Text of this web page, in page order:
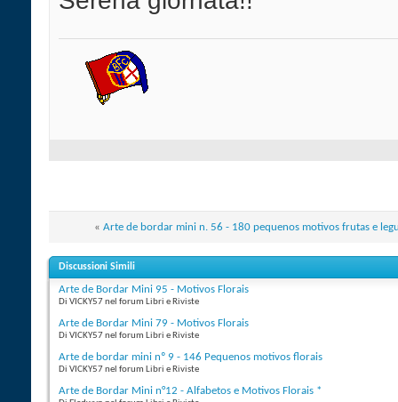
« Arte de bordar mini n. 56 - 180 pequenos motivos frutas e
Discussioni Simili
Arte de Bordar Mini 95 - Motivos Florais
Di VICKY57 nel forum Libri e Riviste
Arte de Bordar Mini 79 - Motivos Florais
Di VICKY57 nel forum Libri e Riviste
Arte de bordar mini nº 9 - 146 Pequenos motivos florais
Di VICKY57 nel forum Libri e Riviste
Arte de Bordar Mini n°12 - Alfabetos e Motivos Florais *